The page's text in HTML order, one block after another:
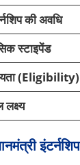
की अवधि
स्टाइपेंड
(Eligibility)